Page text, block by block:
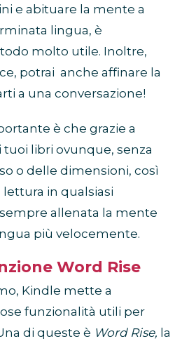
e abituare la mente a
lingua, è
molto utile. Inoltre,
potrai anche affinare la
a una conversazione!
è che grazie a
tuoi libri ovunque, senza
o delle dimensioni, così
in qualsiasi
allenata la mente
più velocemente.
Word Rise
Kindle mette a
funzionalità utili per
di queste è Word Rise, la